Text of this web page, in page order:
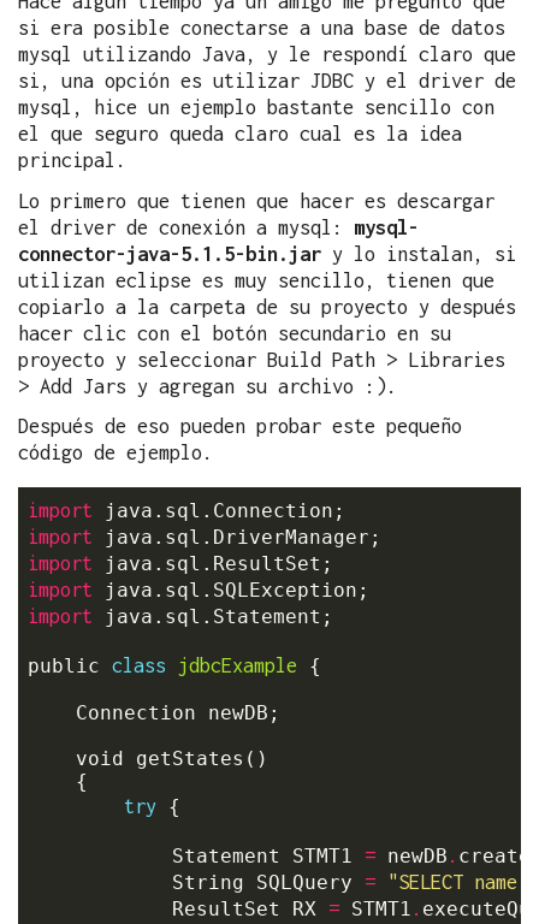
si era posible conectarse a una base de datos
mysql utilizando Java, y le respondí claro que
si, una opción es utilizar JDBC y el driver de
mysql, hice un ejemplo bastante sencillo con
el que seguro queda claro cual es la idea
principal.
Lo primero que tienen que hacer es descargar
el driver de conexión a mysql: mysql-
connector-java-5.1.5-bin.jar y lo instalan, si
utilizan eclipse es muy sencillo, tienen que
copiarlo a la carpeta de su proyecto y después
hacer clic con el botón secundario en su
proyecto y seleccionar Build Path > Libraries
> Add Jars y agregan su archivo :).
Después de eso pueden probar este pequeño
código de ejemplo.
import
import
import
import
import java.sql.Statement;
public class jdbcExample {
try {
            Statement STMT1
= newDB .
            String SQLQuery
= "SELECT name
            ResultSet RX
= STMT1 .